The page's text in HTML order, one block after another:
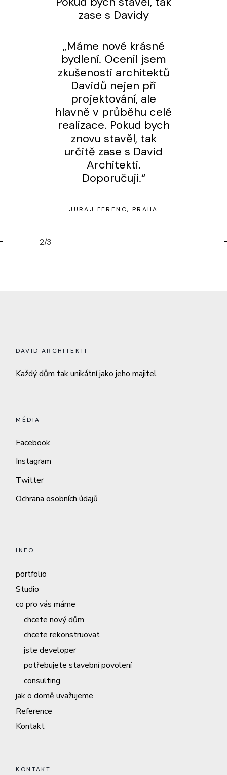
zase s Davidy
„Máme nové krásné
bydlení. Ocenil jsem
zkušenosti architektů
Davidů nejen při
projektování, ale
hlavně v průběhu celé
realizace. Pokud bych
znovu stavěl, tak
určitě zase s David
Architekti.
Doporučuji.“
JURAJ FERENC PRAHA
2/3
DAVID ARCHITEKTI
Každý dům tak unikátní jako jeho majitel
MÉDIA
Facebook
Instagram
Twitter
Ochrana osobních údajů
INFO
portfolio
Studio
co pro vás máme
chcete nový dům
chcete rekonstruovat
jste developer
potřebujete stavební povolení
consulting
jak o domě uvažujeme
Reference
Kontakt
KONTAKT